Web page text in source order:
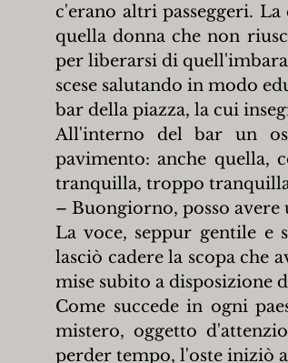
c'erano altri passeggeri.
quella donna che non
per liberarsi di
scese salutando in modo
bar della piazza, la cui
All'interno del bar un
pavimento: anche quella,
tranquilla, troppo
– Buongiorno, posso avere
La voce, seppur gentile e
lasciò cadere la scopa che
mise subito a disposizione
Come succede in ogni
mistero, oggetto
perder tempo, l'oste iniziò